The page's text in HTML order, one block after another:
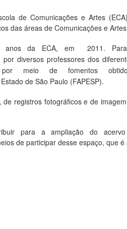
de Comunicações e Artes
das áreas de Comunicações e
anos da ECA, em 2011.
por diversos professoresdos
meio de fomentos
Estado de São Paulo (FAPESP).
, de registros fotográficos e de imagem
para a ampliação do
de participar desse espaço, que